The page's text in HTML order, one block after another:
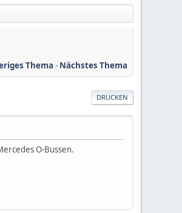
Thema - Nächstes Thema
DRUCKEN
O-Bussen.